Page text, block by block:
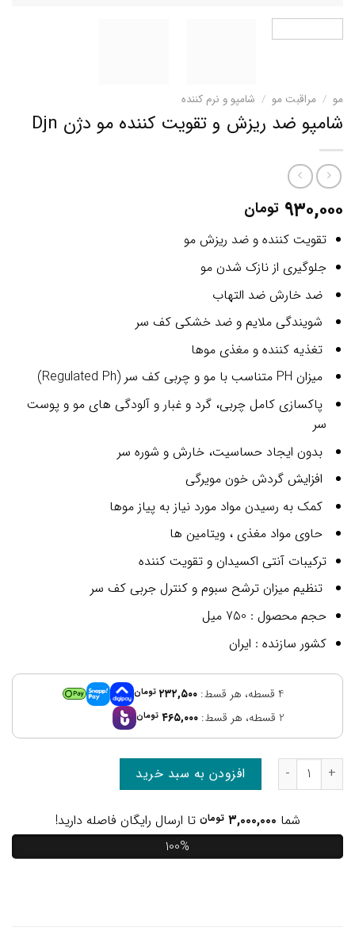
مو / مراقبت مو / شامپو و نرم کننده
شامپو ضد ریزش و تقویت کننده مو دژن Djn
۹۳۰,۰۰۰ تومان
تقویت کننده و ضد ریزش مو
جلوگیری از نازک شدن مو
ضد خارش ضد التهاب
شویندگی ملایم و ضد خشکی کف سر
تغذیه کننده و مغذی موها
میزان PH متناسب با مو و چربی کف سر (Regulated Ph)
پاکسازی کامل چربی، گرد و غبار و آلودگی های مو و پوست
سر
بدون ایجاد حساسیت، خارش و شوره سر
افزایش گردش خون مویرگی
کمک به رسیدن مواد مورد نیاز به پیاز موها
حاوی مواد مغذی ، ویتامین ها
ترکیبات آنتی اکسیدان و تقویت کننده
تنظیم میزان ترشح سبوم و کنترل جربی کف سر
حجم محصول : 750 میل
کشور سازنده : ایران
4 قسطه، هر قسط: ۲۳۲,۵۰۰ تومان
2 قسطه، هر قسط: ۴۶۵,۰۰۰ تومان
افزودن به سبد خرید
شما ۳,۰۰۰,۰۰۰ تومان تا ارسال رایگان فاصله دارید!
100%